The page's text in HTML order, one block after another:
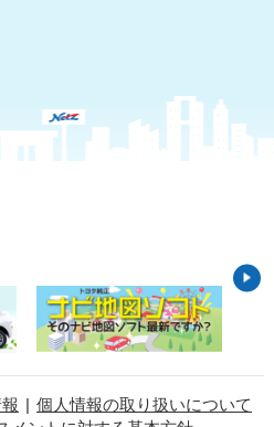
個人情報の取り扱いについて